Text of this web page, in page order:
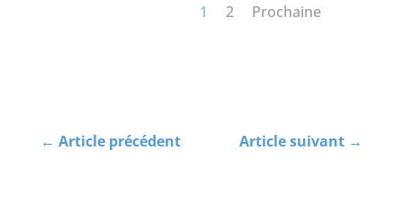
1 2 Prochaine
← Article précédent Article suivant →